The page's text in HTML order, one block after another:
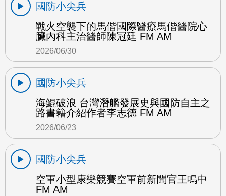
國防小尖兵
戰火空襲下的馬偕國際醫療馬偕醫院心
臟內科主治醫師陳冠廷 FM AM
2026/06/30
國防小尖兵
海鯤破浪 台灣潛艦發展史與國防自主之
路書籍介紹作者李志德 FM AM
2026/06/23
國防小尖兵
空軍小型康樂競賽空軍前新聞官王鳴中
FM AM